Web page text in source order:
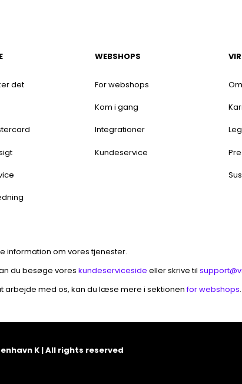
det
WEBSHOPS
For webshops
Kom i gang
Integrationer
Kundeservice
information om vores tjenester.
du besøge vores kundeserviceside eller skrive til
arbejde med os, kan du læse mere i sektionen for webshops
K | All rights reserved